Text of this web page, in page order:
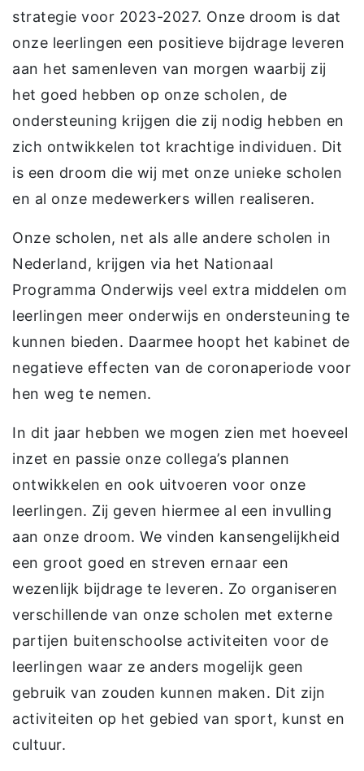
strategie voor 2023-2027. Onze droom is dat
onze leerlingen een positieve bijdrage leveren
aan het samenleven van morgen waarbij zij
het goed hebben op onze scholen, de
ondersteuning krijgen die zij nodig hebben en
zich ontwikkelen tot krachtige individuen. Dit
is een droom die wij met onze unieke scholen
en al onze medewerkers willen realiseren.
Onze scholen, net als alle andere scholen in
Nederland, krijgen via het Nationaal
Programma Onderwijs veel extra middelen om
leerlingen meer onderwijs en ondersteuning te
kunnen bieden. Daarmee hoopt het kabinet de
negatieve effecten van de coronaperiode voor
hen weg te nemen.
In dit jaar hebben we mogen zien met hoeveel
inzet en passie onze collega’s plannen
ontwikkelen en ook uitvoeren voor onze
leerlingen. Zij geven hiermee al een invulling
aan onze droom. We vinden kansengelijkheid
een groot goed en streven ernaar een
wezenlijk bijdrage te leveren. Zo organiseren
verschillende van onze scholen met externe
partijen buitenschoolse activiteiten voor de
leerlingen waar ze anders mogelijk geen
gebruik van zouden kunnen maken. Dit zijn
activiteiten op het gebied van sport, kunst en
cultuur.